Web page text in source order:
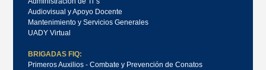
Audiovisual y Apoyo Docente
Mantenimiento y Servicios Generales
UADY Virtual
BRIGADAS FIQ:
Primeros Auxilios - Combate y Prevención de Conatos